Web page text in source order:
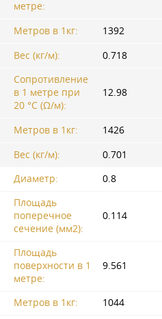
метре:
Метров в 1кг:
1392
Вес (кг/м):
0.718
Сопротивление
в 1 метре при
20 °C (Ω/м):
12.98
Метров в 1кг:
1426
Вес (кг/м):
0.701
Диаметр:
0.8
Площадь
поперечное
сечение (мм2):
0.114
Площадь
поверхности в 1
метре:
9.561
Метров в 1кг:
1044